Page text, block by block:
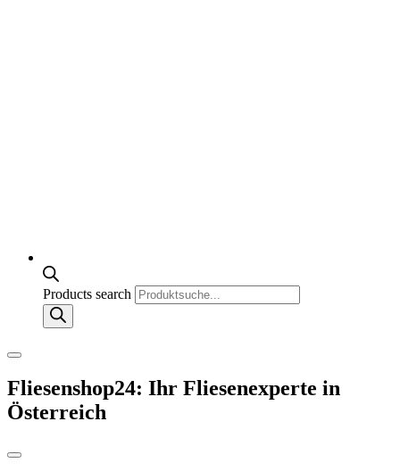
Products search
Fliesenshop24: Ihr Fliesenexperte in
Österreich